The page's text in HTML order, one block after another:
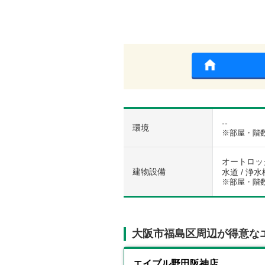
環境 --
※部屋・階
建物設備
オートロ
水道 / 浄水
※部屋・階
大阪市福島区周辺が得意な